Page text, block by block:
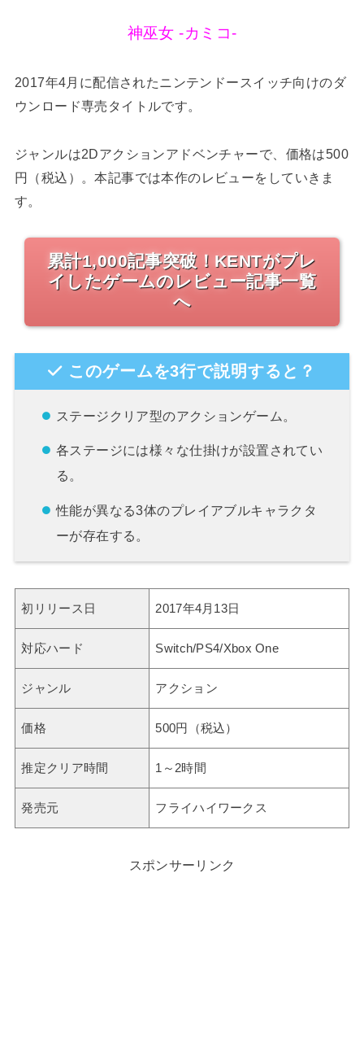
神巫女 -カミコ-
2017年4月に配信されたニンテンドースイッチ向けのダ
ウンロード専売タイトルです。
ジャンルは2Dアクションアドベンチャーで、価格は500
円（税込）。本記事では本作のレビューをしていきま
す。
累計1,000記事突破！KENTがプレ
イしたゲームのレビュー記事一覧
へ
このゲームを3行で説明すると？
ステージクリア型のアクションゲーム。
各ステージには様々な仕掛けが設置されてい
る。
性能が異なる3体のプレイアブルキャラクタ
ーが存在する。
初リリース日 2017年4月13日
対応ハード Switch/PS4/Xbox One
ジャンル アクション
価格 500円（税込）
推定クリア時間 1～2時間
発売元 フライハイワークス
スポンサーリンク